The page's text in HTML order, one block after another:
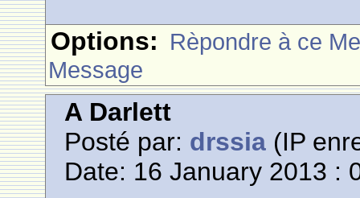
Options: Rèpondre à ce
Message
A Darlett
Posté par: drssia (IP
Date: 16 January 2013 :